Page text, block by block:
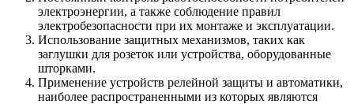
электроэнергии, а также соблюдение правил
электробезопасности при их монтаже и эксплуатации.
Использование защитных механизмов, таких как
заглушки для розеток или устройства, оборудованные
шторками.
Применение устройств релейной защиты и автоматики,
наиболее распространенными из которых являются